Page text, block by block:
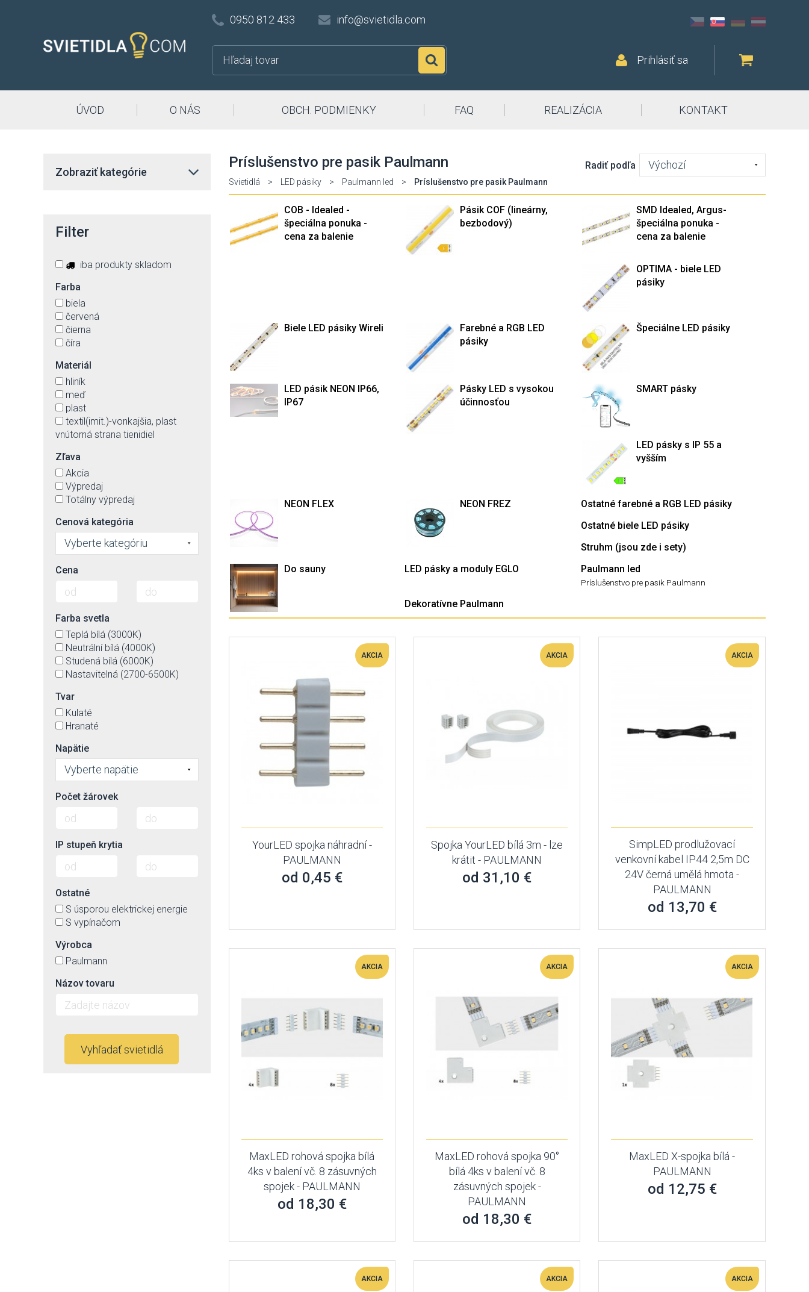
0950 812 433 info@svietidla.com
Prihlásiť sa
ÚVOD O NÁS OBCH. PODMIENKY FAQ REALIZÁCIA KONTAKT
Príslušenstvo pre pasik Paulmann
Svietidlá > LED pásiky > Paulmann led > Príslušenstvo pre pasik Paulmann
Radiť podľa Výchozí
COB - Idealed -
špeciálna ponuka -
cena za balenie
Pásik COF (lineárny,
bezbodový)
SMD Idealed, Argus-
špeciálna ponuka -
cena za balenie
OPTIMA - biele LED
pásiky
Biele LED pásiky Wireli
Farebné a RGB LED
pásiky
Špeciálne LED pásiky
LED pásik NEON IP66,
IP67
Pásky LED s vysokou
účinnosťou
SMART pásky
LED pásky s IP 55 a
vyšším
NEON FLEX NEON FREZ
Ostatné farebné a RGB LED pásiky
Ostatné biele LED pásiky
Struhm (jsou zde i sety)
Do sauny
LED pásky a moduly EGLO Paulmann led
Príslušenstvo pre pasik Paulmann
Dekoratívne Paulmann
AKCIA
YourLED spojka náhradní -
PAULMANN
od 0,45 €
AKCIA
Spojka YourLED bílá 3m - lze
krátit - PAULMANN
od 31,10 €
AKCIA
SimpLED prodlužovací
venkovní kabel IP44 2,5m DC
24V černá umělá hmota -
PAULMANN
od 13,70 €
AKCIA
MaxLED rohová spojka bílá
4ks v balení vč. 8 zásuvných
spojek - PAULMANN
od 18,30 €
AKCIA
MaxLED rohová spojka 90°
bílá 4ks v balení vč. 8
zásuvných spojek -
PAULMANN
od 18,30 €
AKCIA
MaxLED X-spojka bílá -
PAULMANN
od 12,75 €
AKCIA AKCIA AKCIA
Zobraziť kategórie
Filter
iba produkty skladom
Farba
biela
červená
čierna
číra
Materiál
hliník
meď
plast
textil(imit.)-vonkajšia, plast
vnútorná strana tienidiel
Zľava
Akcia
Výpredaj
Totálny výpredaj
Cenová kategória
Vyberte kategóriu
Cena
Farba svetla
Teplá bílá (3000K)
Neutrální bílá (4000K)
Studená bílá (6000K)
Nastavitelná (2700-6500K)
Tvar
Kulaté
Hranaté
Napätie
Vyberte napätie
Počet žárovek
IP stupeň krytia
Ostatné
S úsporou elektrickej energie
S vypínačom
Výrobca
Paulmann
Názov tovaru
Vyhľadať svietidlá